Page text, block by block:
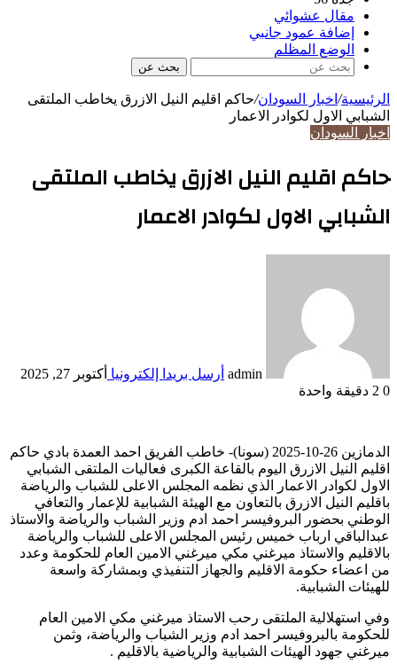
مقال عشوائي
إضافة عمود جانبي
الوضع المظلم
بحث عن
الرئيسية/ اخبار السودان/حاكم اقليم النيل الازرق يخاطب الملتقى
الشبابي الاول لكوادر الاعمار
اخبار السودان
حاكم اقليم النيل الازرق يخاطب الملتقى
الشبابي الاول لكوادر الاعمار
admin أرسل بريدا إلكترونيا أكتوبر 27, 2025
0
دقيقة واحدة
الدمازين 26-10-2025 (سونا)- خاطب الفريق احمد العمدة بادي حاكم
اقليم النيل الازرق اليوم بالقاعة الكبرى فعاليات الملتقى الشبابي
الاول لكوادر الاعمار الذي نظمه المجلس الاعلى للشباب والرياضة
باقليم النيل الازرق بالتعاون مع الهيئة الشبابية للإعمار والتعافي
الوطني بحضور البروفيسر احمد ادم وزير الشباب والرياضة والاستاذ
عبدالباقي ارباب خميس رئيس المجلس الاعلى للشباب والرياضة
بالاقليم والاستاذ ميرغني مكي ميرغني الامين العام للحكومة وعدد
من اعضاء حكومة الاقليم والجهاز التنفيذي وبمشاركة واسعة
للهيئات الشبابية.
وفي استهلالية الملتقى رحب الاستاذ ميرغني مكي الامين العام
للحكومة بالبروفيسر احمد ادم وزير الشباب والرياضة، وثمن
ميرغني جهود الهيئات الشبابية والرياضية بالاقليم .